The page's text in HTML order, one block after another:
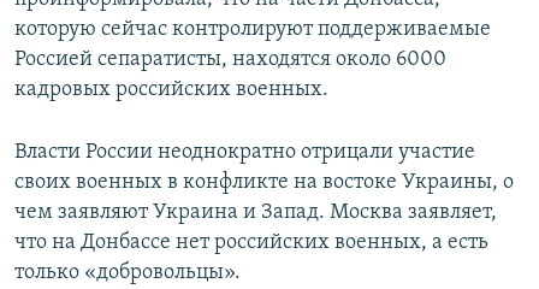
которую сейчас контролируют поддерживаемые
Россией сепаратисты, находятся около 6000
кадровых российских военных.
Власти России неоднократно отрицали участие
своих военных в конфликте на востоке Украины, о
чем заявляют Украина и Запад. Москва заявляет,
что на Донбассе нет российских военных, а есть
только «добровольцы».